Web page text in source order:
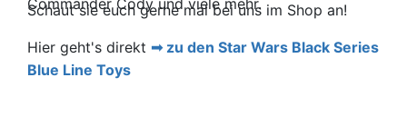
Commander Cody und viele mehr.
Schaut sie euch gerne mal bei uns im Shop an!
Hier geht's direkt
zu den Star Wars Black Series
Blue Line Toys